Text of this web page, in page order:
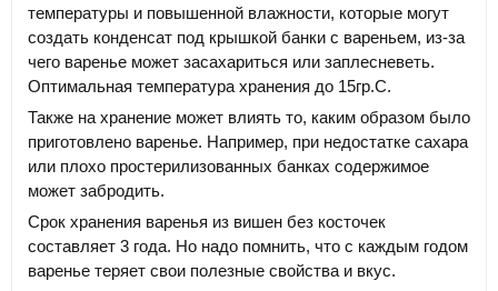
температуры и повышенной влажности, которые могут
создать конденсат под крышкой банки с вареньем, из-за
чего варенье может засахариться или заплесневеть.
Оптимальная температура хранения до 15гр.С.
Также на хранение может влиять то, каким образом было
приготовлено варенье. Например, при недостатке сахара
или плохо простерилизованных банках содержимое
может забродить.
Срок хранения варенья из вишен без косточек
составляет 3 года. Но надо помнить, что с каждым годом
варенье теряет свои полезные свойства и вкус.